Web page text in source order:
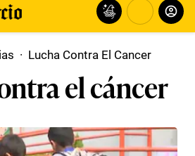
· Lucha Contra El Cancer
el cáncer